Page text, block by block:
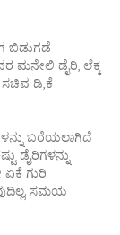
ಬಿಡುಗಡೆ
ಮನೇಲಿ ಡೈರಿ, ಲೆಕ್ಕ
ಸಚಿವ ಡಿ,ಕೆ
ಬರೆಯಲಾಗಿದೆ
ಡೈರಿಗಳನ್ನು
ಏಕೆ ಗುರಿ
ಸಮಯ